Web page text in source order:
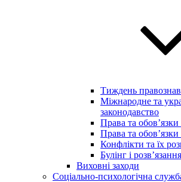
Тиждень
Міжнародне та
законодавство
Права та обов’язки
Права та обов’язки
Конфлікти та їх
Булінг і
Виховні заходи
Соціально-психологічна